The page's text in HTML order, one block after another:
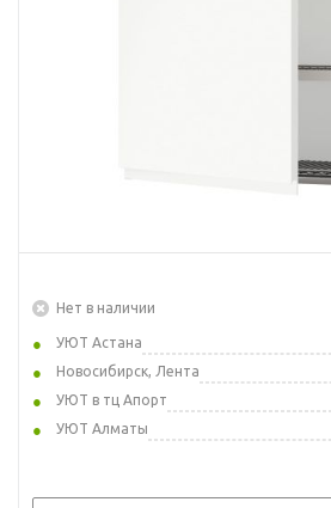
Нет в наличии
УЮТ Астана
Новосибирск, Лента
УЮТ в тц Апорт
УЮТ Алматы